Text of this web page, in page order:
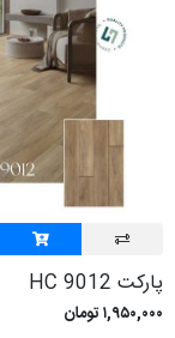
پارکت HC 9012
۱,۹۵۰,۰۰۰ تومان